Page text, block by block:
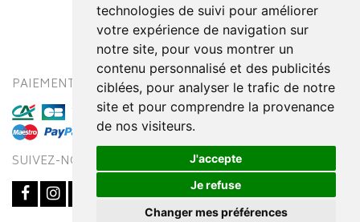
technologies de suivi pour améliorer
votre expérience de navigation sur
notre site, pour vous montrer un
contenu personnalisé et des publicités
ciblées, pour analyser le trafic de notre
site et pour comprendre la provenance
de nos visiteurs.
J'accepte
Je refuse
Changer mes préférences
PAIEMENT SÉCURISÉ MODES DE LIVRAISON
SUIVEZ-NOUS SUR